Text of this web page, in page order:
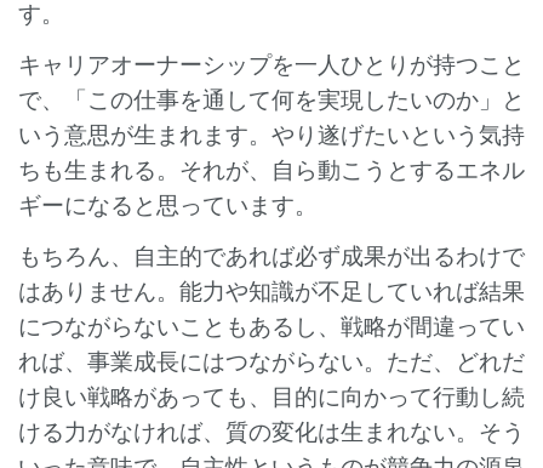
す。
キャリアオーナーシップを一人ひとりが持つこと
で、「この仕事を通して何を実現したいのか」と
いう意思が生まれます。やり遂げたいという気持
ちも生まれる。それが、自ら動こうとするエネル
ギーになると思っています。
もちろん、自主的であれば必ず成果が出るわけで
はありません。能力や知識が不足していれば結果
につながらないこともあるし、戦略が間違ってい
れば、事業成長にはつながらない。ただ、どれだ
け良い戦略があっても、目的に向かって行動し続
ける力がなければ、質の変化は生まれない。そう